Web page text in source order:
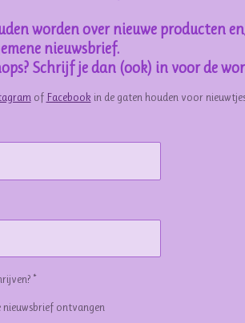
worden over nieuwe producten
nieuwsbrief.
Schrijf je dan (ook) in voor de
of Facebook in de gaten houden voor
*
nieuwsbrief ontvangen